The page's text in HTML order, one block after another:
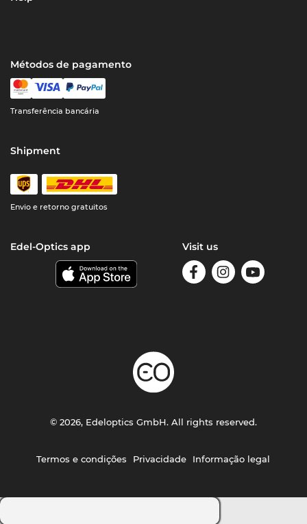
Métodos de pagamento
Transferência bancária
Shipment
Envio e retorno gratuitos
Edel-Optics app Visit us
Termos e condições Privacidade Informação legal
© 2026, Edeloptics GmbH. All rights reserved.